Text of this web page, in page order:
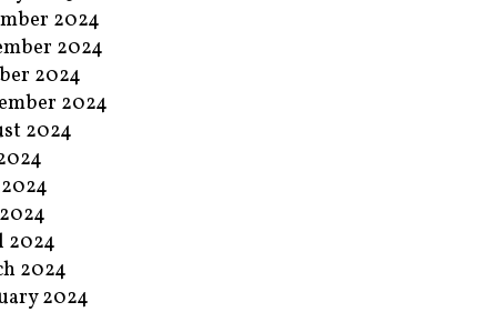
2024
2024
2024
2024
2024
2024
2024
2024